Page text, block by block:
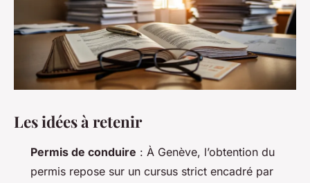
Les idées à retenir
Permis de conduire : À Genève, l’obtention du
permis repose sur un cursus strict encadré par